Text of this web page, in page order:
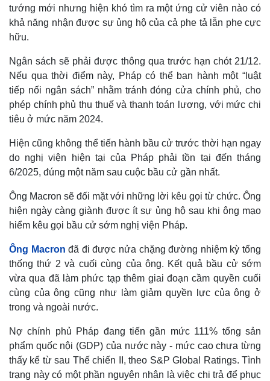
Thế giới
Quan sát
Cuộc sống đó đây
Hồ sơ
Multimedia
Video
Ảnh
E-Magazine
Infographic
tướng mới nhưng hiện khó tìm ra một ứng cử viên nào có
khả năng nhận được sự ủng hộ của cả phe tả lẫn phe cực
hữu.
Ngân sách sẽ phải được thông qua trước hạn chót 21/12.
Nếu qua thời điểm này, Pháp có thể ban hành một “luật
tiếp nối ngân sách” nhằm tránh đóng cửa chính phủ, cho
phép chính phủ thu thuế và thanh toán lương, với mức chi
tiêu ở mức năm 2024.
Hiện cũng không thể tiến hành bầu cử trước thời hạn ngay
do nghị viện hiện tại của Pháp phải tồn tại đến tháng
6/2025, đúng một năm sau cuộc bầu cử gần nhất.
Ông Macron sẽ đối mặt với những lời kêu gọi từ chức. Ông
hiện ngày càng giành được ít sự ủng hộ sau khi ông mạo
hiểm kêu gọi bầu cử sớm nghị viện Pháp.
Ông Macron đã đi được nửa chặng đường nhiệm kỳ tổng
thống thứ 2 và cuối cùng của ông. Kết quả bầu cử sớm
vừa qua đã làm phức tạp thêm giai đoạn cầm quyền cuối
cùng của ông cũng như làm giảm quyền lực của ông ở
trong và ngoài nước.
Nợ chính phủ Pháp đang tiến gần mức 111% tổng sản
phẩm quốc nội (GDP) của nước này - mức cao chưa từng
thấy kể từ sau Thế chiến II, theo S&P Global Ratings. Tình
trạng này có một phần nguyên nhân là việc chi trả để phục